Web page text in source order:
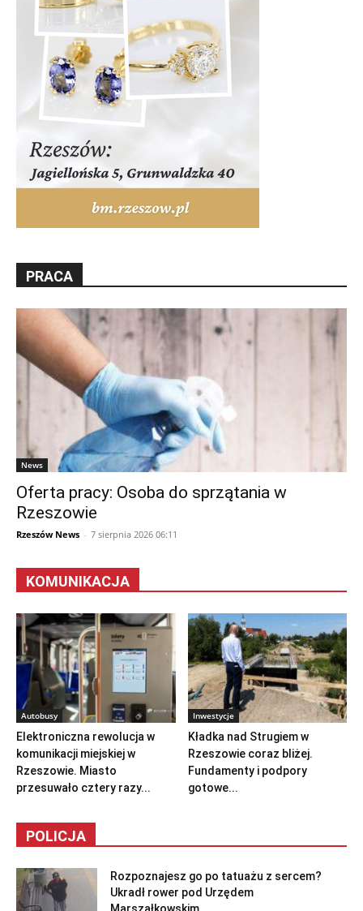
PRACA
News
Oferta pracy: Osoba do sprzątania w
Rzeszowie
Rzeszów News - 7 sierpnia 2026 06:11
KOMUNIKACJA
Autobusy
Elektroniczna rewolucja w
komunikacji miejskiej w
Rzeszowie. Miasto
przesuwało cztery razy...
Inwestycje
Kładka nad Strugiem w
Rzeszowie coraz bliżej.
Fundamenty i podpory
gotowe...
POLICJA
Rozpoznajesz go po tatuażu z sercem?
Ukradł rower pod Urzędem